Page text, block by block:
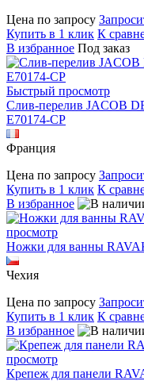
Цена по запросу
Купить в 1 клик К
В избранное Под заказ
Быстрый просмотр
Слив-перелив JACOB
E70174-CP
Франция
Цена по запросу
Купить в 1 клик К
В избранное
просмотр
Ножки для ванны
Чехия
Цена по запросу
Купить в 1 клик К
В избранное
просмотр
Крепеж для панели